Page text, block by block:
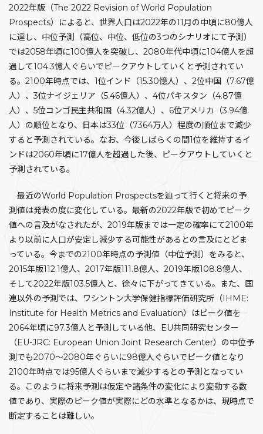
2022年版（The 2022 Revision of World Population
Prospects）によると、世界人口は2022年の11月の中頃に80億人
に達し、中位予測（高位、中位、低位の3つのシナリオにて予測）
では2058年頃に100億人を突破し、2080年代中頃に104億人を超
過して104.3憶人ぐらいでピークアウトしていくと予測されてい
る。2100年時点では、1位インド（15.30憶人）、2位中国（7.67億
人）、3位ナイジェリア（5.46億人）、4位パキスタン（4.87億
人）、5位コンゴ民主共和国（4.32億人）、6位アメリカ（3.94億
人）の順位となり、日本は33位（7364万人）程度の順位まで減少
すると予測されている。なお、今後しばらくの間1位を維持するイ
ンドは2060年頃に17億人を超過した後、ピークアウトしていくと
予測されている。
最近のWorld Population Prospectsを辿って行くと将来の予
測値は発表の度に変化している。最新の2022年版で初めてピーク
値への言及がなされたが、2019年版までは一定の確率にて2100年
より以前に人口が安定し減少する可能性があるとの言及にとどま
っている。今までの2100年時点の予測値（中位予測）をみると、
2015年版112.1億人、2017年版111.8億人、2019年版108.8億人、
そして2022年版103.5億人と、徐々に下がってきている。また、国
連以外の予測では、ワシントン大学保健指標評価研究所（IHME:
Institute for Health Metrics and Evaluation）はピーク値を
2064年頃に97.3億人と予測している他、EU共同研究センター
（EU-JRC: European Union Joint Research Center）の中位予
測でも2070～2080年ぐらいに98億人ぐらいでピーク値となり
2100年時点では95億人ぐらいまで減少するとの予測となってい
る。このように将来予測は仮定や諸条件の変化により変動する数
値であり、実際のピーク値が実際にどの水準となるかは、現時点で
断定することは難しい。